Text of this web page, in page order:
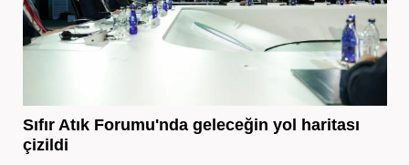
Sıfır Atık Forumu'nda geleceğin yol haritası
çizildi